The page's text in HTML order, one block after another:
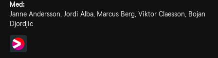
Med:
Janne Andersson, Jordi Alba, Marcus Berg, Viktor Claesson, Bojan
Djordjic